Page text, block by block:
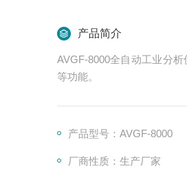
产品简介
AVGF-8000全自动工业分
等功能。
产品型号：AVGF-8000
厂商性质：生产厂家